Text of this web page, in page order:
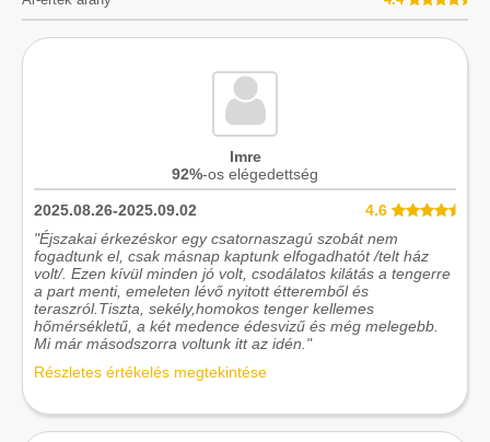
Imre
92%-os elégedettség
2025.08.26-2025.09.02
4.6
"Éjszakai érkezéskor egy csatornaszagú szobát nem
fogadtunk el, csak másnap kaptunk elfogadhatót /telt ház
volt/. Ezen kívül minden jó volt, csodálatos kilátás a tengerre
a part menti, emeleten lévő nyitott étteremből és
teraszról.Tiszta, sekély,homokos tenger kellemes
hőmérsékletű, a két medence édesvizű és még melegebb.
Mi már másodszorra voltunk itt az idén."
Részletes értékelés megtekintése